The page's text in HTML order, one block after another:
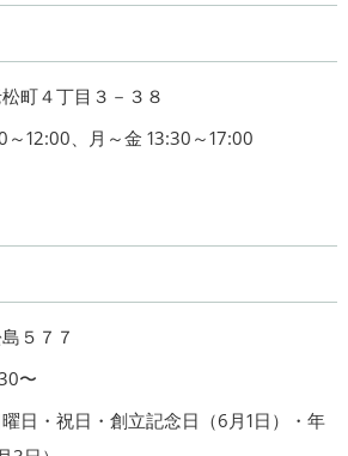
町４丁目３－３８
12:00、月～金 13:30～17:00
５７７
〜
日・祝日・創立記念日（6月1日）・年